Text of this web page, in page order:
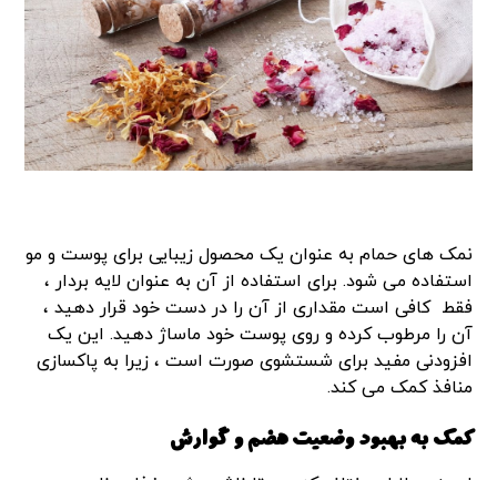
نمک های حمام به عنوان یک محصول زیبایی برای پوست و مو
استفاده می شود. برای استفاده از آن به عنوان لایه بردار ،
فقط کافی است مقداری از آن را در دست خود قرار دهید ،
آن را مرطوب کرده و روی پوست خود ماساژ دهید. این یک
افزودنی مفید برای شستشوی صورت است ، زیرا به پاکسازی
منافذ کمک می کند.
کمک به بهبود وضعیت هضم و گوارش